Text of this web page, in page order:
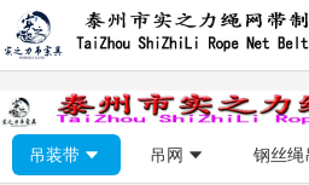
吊装带 吊网 钢丝绳